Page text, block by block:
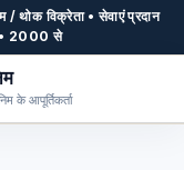
/ थोक विक्रेता • सेवाएं प्रदान
2000 से
के आपूर्तिकर्ता